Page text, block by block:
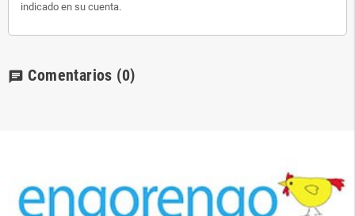
indicado en su cuenta.
chat Comentarios (0)